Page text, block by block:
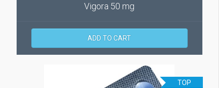
Vigora 50 mg
ADD TO CART
TOP